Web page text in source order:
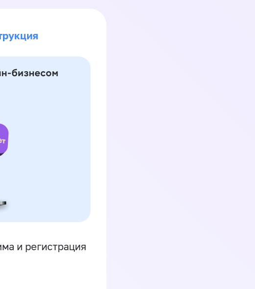
и регистрация